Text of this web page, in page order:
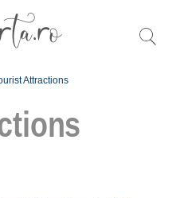
Attractions